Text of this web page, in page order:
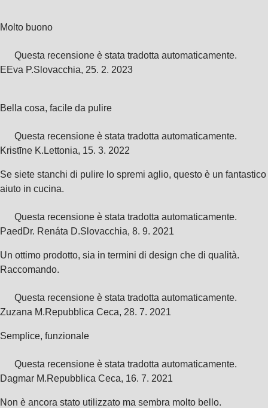
Molto buono
Questa recensione è stata tradotta automaticamente.
EEva P.Slovacchia, 25. 2. 2023
Bella cosa, facile da pulire
Questa recensione è stata tradotta automaticamente.
Kristīne K. Lettonia, 15. 3. 2022
Se siete stanchi di pulire lo spremi aglio, questo è un fantastico
aiuto in cucina.
Questa recensione è stata tradotta automaticamente.
PaedDr. Renáta D.Slovacchia, 8. 9. 2021
Un ottimo prodotto, sia in termini di design che di qualità.
Raccomando.
Questa recensione è stata tradotta automaticamente.
Zuzana M.Repubblica Ceca, 28. 7. 2021
Semplice, funzionale
Questa recensione è stata tradotta automaticamente.
Dagmar M.Repubblica Ceca, 16. 7. 2021
Non è ancora stato utilizzato ma sembra molto bello.